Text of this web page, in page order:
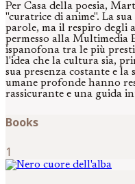
Per Casa della poesia,
"curatrice di anime". La
parole, ma il respiro degli
permesso alla Multimedia
ispanofona tra le più
l'idea che la cultura sia,
sua presenza costante e la
umane profonde hanno
rassicurante e una guida
Books
1